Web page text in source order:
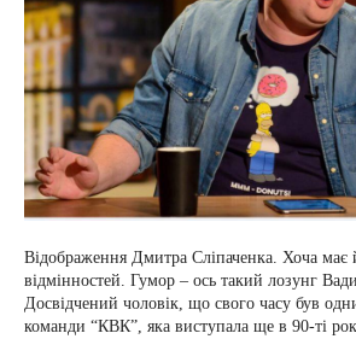
Відображення Дмитра Сліпаченка. Хоча має
відмінностей. Гумор – ось такий лозунг
Досвідчений чоловік, що свого часу був
команди “КВК”, яка виступала ще в 90-ті